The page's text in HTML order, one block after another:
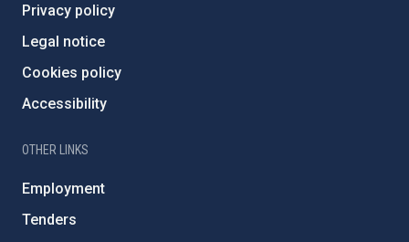
Privacy policy
Legal notice
Cookies policy
Accessibility
OTHER LINKS
Employment
Tenders